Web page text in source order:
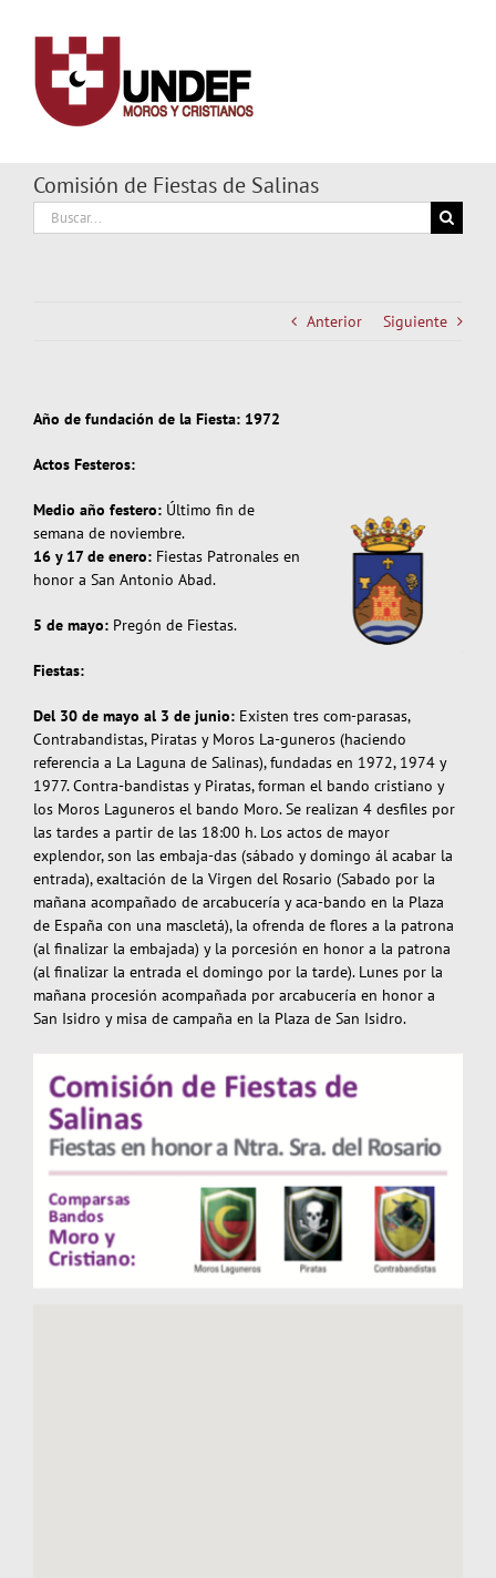
contenido
Comisión de Fiestas de Salinas
Buscar:
Anterior Siguiente
Año de fundación de la Fiesta: 1972
Actos Festeros:
Medio año festero: Último fin de
semana de noviembre.
16 y 17 de enero: Fiestas Patronales en
honor a San Antonio Abad.
5 de mayo: Pregón de Fiestas.
Fiestas:
Del 30 de mayo al 3 de junio: Existen tres com-parasas,
Contrabandistas, Piratas y Moros La-guneros (haciendo
referencia a La Laguna de Salinas), fundadas en 1972, 1974 y
1977. Contra-bandistas y Piratas, forman el bando cristiano y
los Moros Laguneros el bando Moro. Se realizan 4 desfiles por
las tardes a partir de las 18:00 h. Los actos de mayor
explendor, son las embaja-das (sábado y domingo ál acabar la
entrada), exaltación de la Virgen del Rosario (Sabado por la
mañana acompañado de arcabucería y aca-bando en la Plaza
de España con una mascletá), la ofrenda de flores a la patrona
(al finalizar la embajada) y la porcesión en honor a la patrona
(al finalizar la entrada el domingo por la tarde). Lunes por la
mañana procesión acompañada por arcabucería en honor a
San Isidro y misa de campaña en la Plaza de San Isidro.